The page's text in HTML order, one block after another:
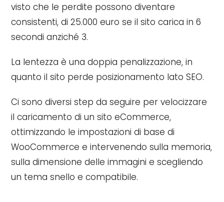
visto che le perdite possono diventare
consistenti, di 25.000 euro se il sito carica in 6
secondi anziché 3.
La lentezza è una doppia penalizzazione, in
quanto il sito perde posizionamento lato SEO.
Ci sono diversi step da seguire per velocizzare
il caricamento di un sito eCommerce,
ottimizzando le impostazioni di base di
WooCommerce e intervenendo sulla memoria,
sulla dimensione delle immagini e scegliendo
un tema snello e compatibile.